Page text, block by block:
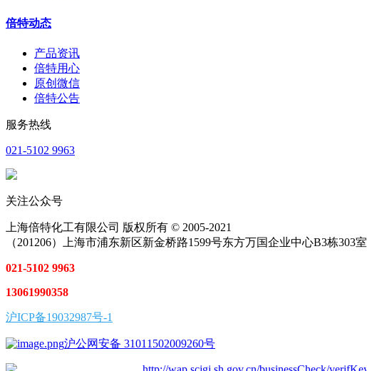
倍特动态
产品资讯
倍特用心
原创微信
倍特公告
服务热线
021-5102 9963
关注公众号
上海倍特化工有限公司 版权所有 © 2005-2021
（201206）上海市浦东新区新金桥路1599号东方万国企业中心B3栋303室
021-5102 9963
13061990358
沪ICP备19032987号-1
沪公网安备 31011502009260号